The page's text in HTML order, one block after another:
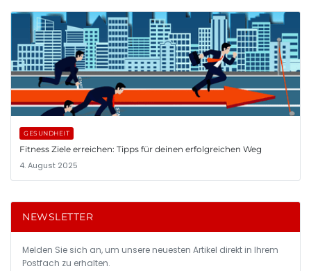
GESUNDHEIT
Fitness Ziele erreichen: Tipps für deinen erfolgreichen Weg
4. August 2025
NEWSLETTER
Melden Sie sich an, um unsere neuesten Artikel direkt in Ihrem
Postfach zu erhalten.